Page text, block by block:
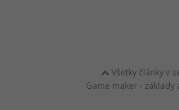
Všetky články v
Game maker - základy